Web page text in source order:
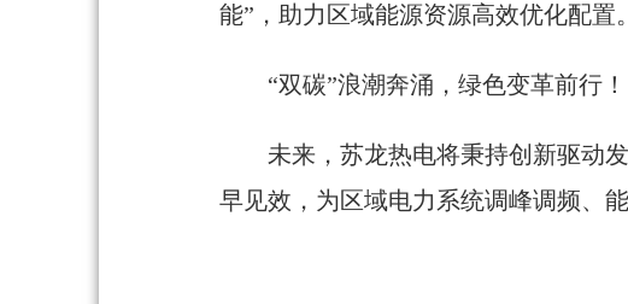
能”，助力区域能源资源高效优化配置。
“双碳”浪潮奔涌，绿色变革前行！
未来，苏龙热电将秉持创新驱动
早见效， 为区域电力系统调峰调频、